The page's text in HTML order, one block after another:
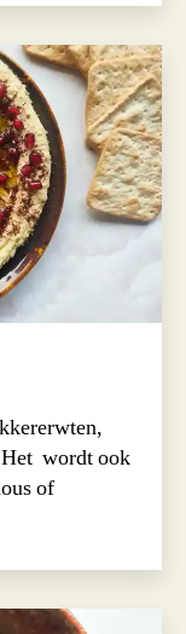
Het wordt ook
of